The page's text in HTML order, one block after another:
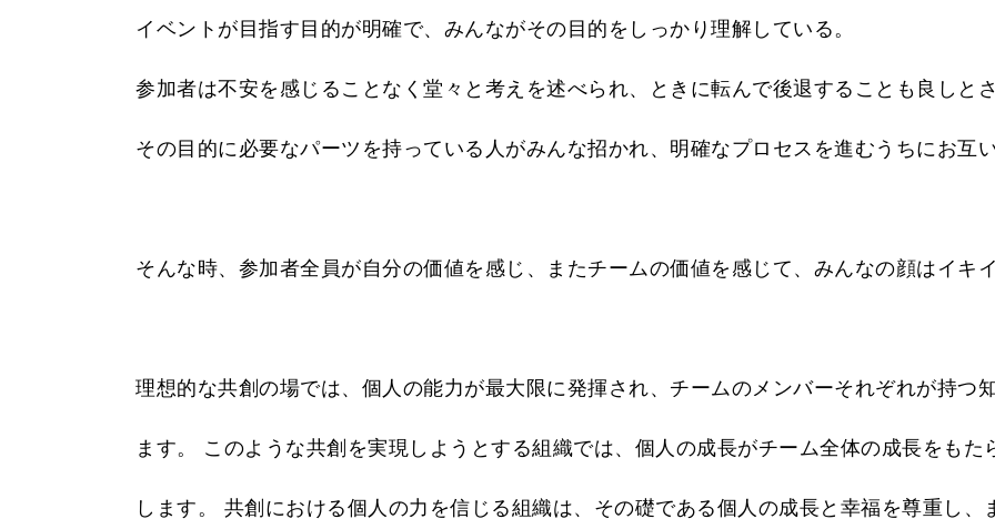
イベントが目指す目的が明確で、みんながその目的をしっかり理解している。
参加者は不安を感じることなく堂々と考えを述べられ、ときに転んで後退することも良しと
その目的に必要なパーツを持っている人がみんな招かれ、明確なプロセスを進むうちにお互
そんな時、参加者全員が自分の価値を感じ、またチームの価値を感じて、みんなの顔はイキ
理想的な共創の場では、個人の能力が最大限に発揮され、チームのメンバーそれぞれが持つ
ます。 このような共創を実現しようとする組織では、個人の成長がチーム全体の成長をも
します。 共創における個人の力を信じる組織は、その礎である個人の成長と幸福を尊重し